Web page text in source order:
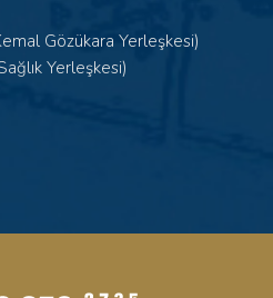
Gözükara Yerleşkesi)
Yerleşkesi)